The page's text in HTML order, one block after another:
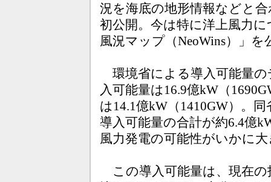
況を海底の地形情報などと
初公開。今は特に洋上風力
風況マップ（NeoWins）」
環境省による導入可能量
入可能量は16.9億kW（
は14.1億kW（1410GW）。
導入可能量の合計が約6.4億
風力発電の可能性がいかに
この導入可能量は、現在の